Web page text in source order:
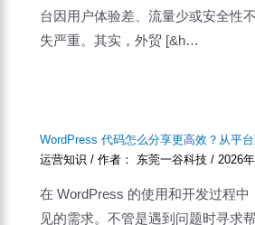
台因用户体验差、流量少或安全性
失严重。其实，外贸 [&h…
WordPress 代码怎么分享更高效？从平
运营知识 / 作者： 东莞一谷科技/2026
在 WordPress 的使用和开发过程中
见的需求。不管是遇到问题时寻求